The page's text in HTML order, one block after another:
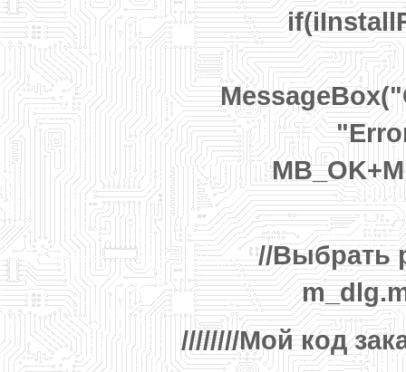
//Выбрать
////////Мой код